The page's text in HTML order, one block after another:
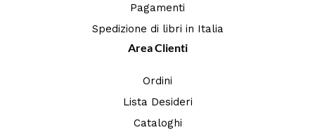
Pagamenti
Spedizione di libri in Italia
Area Clienti
Ordini
Lista Desideri
Cataloghi